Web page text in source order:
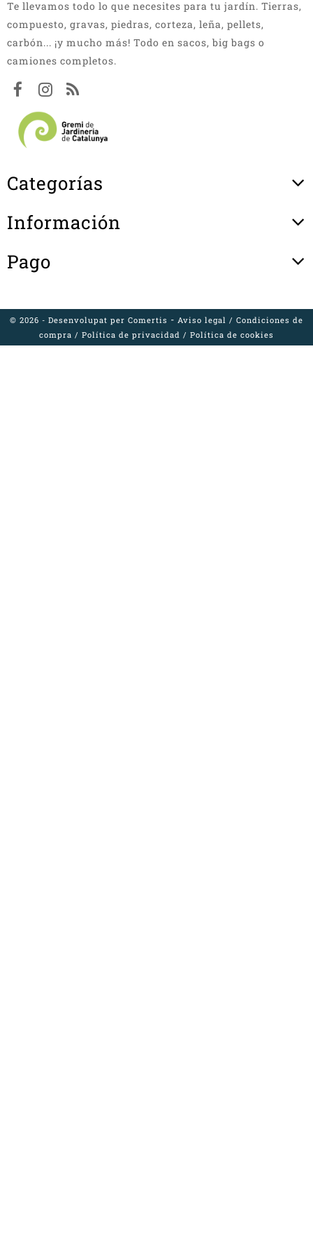
Te llevamos todo lo que necesites para tu jardín. Tierras,
compuesto, gravas, piedras, corteza, leña, pellets,
carbón... ¡y mucho más! Todo en sacos, big bags o
camiones completos.
Categorías
Información
Pago
© 2026 - Desenvolupat per Comertis - Aviso legal / Condiciones de
compra / Política de privacidad / Política de cookies